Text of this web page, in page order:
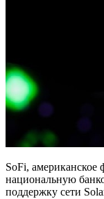
SoFi,
национальную
поддержку сети